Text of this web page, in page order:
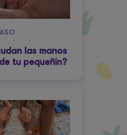
las manos
tu pequeñín?